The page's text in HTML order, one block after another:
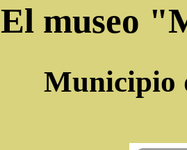
El museo
Municipio